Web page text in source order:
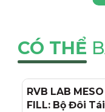
rít, không để lại vệt
Độ bền cao:Kháng
An toàn tuyệt đối:
comedogenic),
CÓ THỂ
-
RVB LAB MESO
FILL: Bộ Đôi Tái